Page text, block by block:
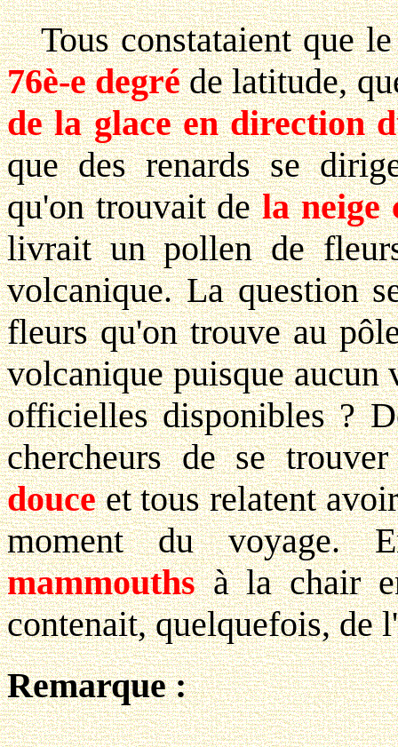
Tous constataient que le
76è-e degréde latitude,
de la glace en direction
que des renards se
qu'on trouvait dela neige
livrait un pollen de
volcanique. La question
fleurs qu'on trouve au
volcanique puisque aucun
officielles disponibles ?
chercheurs de se
douceet tous relatent
moment du voyage.
mammouthsà la chair
contenait, quelquefois, de
Remarque :